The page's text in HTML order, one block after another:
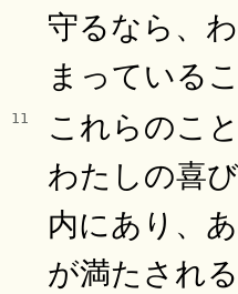
守るなら、
まっている
11
これらのこ
わたしの喜
内にあり、
が満たされ